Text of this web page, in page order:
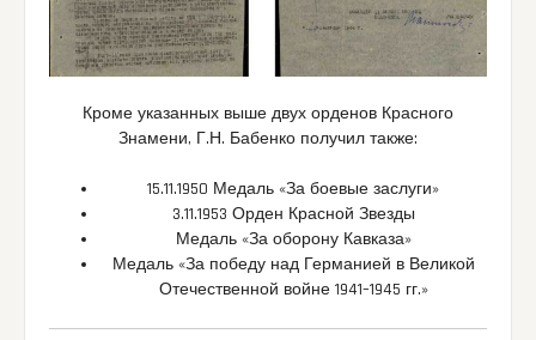
Кроме указанных выше двух орденов Красного
Знамени, Г.Н. Бабенко получил также:
15.11.1950 Медаль «За боевые заслуги»
3.11.1953 Орден Красной Звезды
Медаль «За оборону Кавказа»
Медаль «За победу над Германией в Великой
Отечественной войне 1941–1945 гг.»